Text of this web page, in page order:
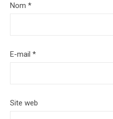
Nom *
E-mail *
Site web